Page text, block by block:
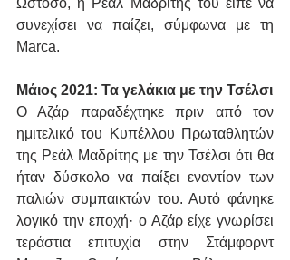
Ωστόσο, η Ρεάλ Μαδρίτης του είπε να
συνεχίσει να παίζει, σύμφωνα με τη
Marca.
Μάιος 2021: Τα γελάκια με την Τσέλσι
Ο Αζάρ παραδέχτηκε πριν από τον
ημιτελικό του Κυπέλλου Πρωταθλητών
της Ρεάλ Μαδρίτης με την Τσέλσι ότι θα
ήταν δύσκολο να παίξει εναντίον των
παλιών συμπαικτών του. Αυτό φάνηκε
λογικό την εποχή· ο Αζάρ είχε γνωρίσει
τεράστια επιτυχία στην Στάμφορντ